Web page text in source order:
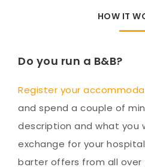
HOW IT
Do you run a B&B?
Register your
and spend a couple of
description and what you
exchange for your
barter offers from all